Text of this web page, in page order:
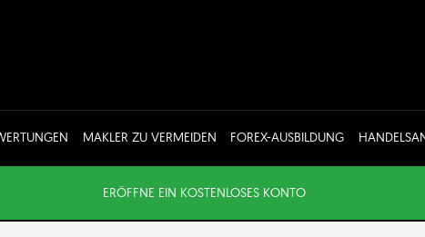
MAKLER ZU VERMEIDEN FOREX-AUSBILDUNG
ERÖFFNE EIN KOSTENLOSES KONTO